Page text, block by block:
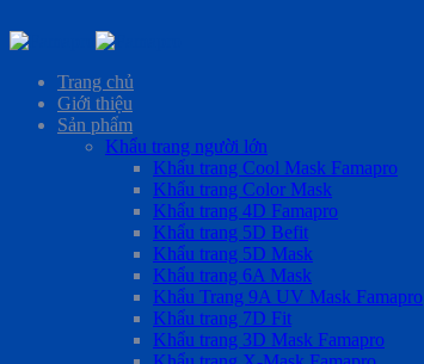
Skip
contentTrang chủ
Giới thiệu
Sản phẩm
Khẩu trang người lớn
Khẩu trang Cool Mask Famapro
Khẩu trang Color Mask
Khẩu trang 4D Famapro
Khẩu trang 5D Befit
Khẩu trang 5D Mask
Khẩu trang 6A Mask
Khẩu Trang 9A UV Mask Famapro
Khẩu trang 7D Fit
Khẩu trang 3D Mask Famapro